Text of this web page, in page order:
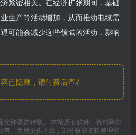
紧密相关。在经济扩张期间，基础
生产等活动增加，从而推动电缆需
可能会减少这些领域的活动，影响
已隐藏，请付费后查看
允许请勿转载。 本站所有软件、资料除非
有。免费提供下载，部分收取资料整理和